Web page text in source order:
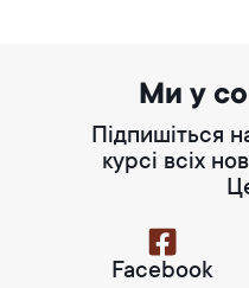
Ми у
Підпишіться
курсі всіх
Facebook